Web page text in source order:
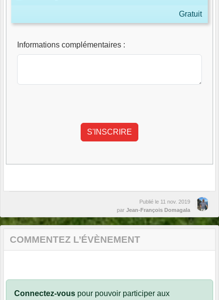
Gratuit
Informations complémentaires :
Publié le 11 nov. 2019
par Jean-François Domagala
COMMENTEZ L’ÉVÈNEMENT
Connectez-vous pour pouvoir participer aux